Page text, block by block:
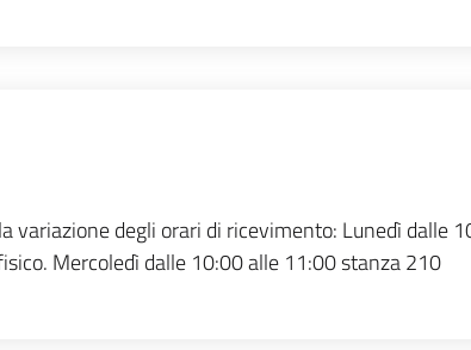
variazione degli orari di ricevimento: Lunedì dalle
Mercoledì dalle 10:00 alle 11:00 stanza 210